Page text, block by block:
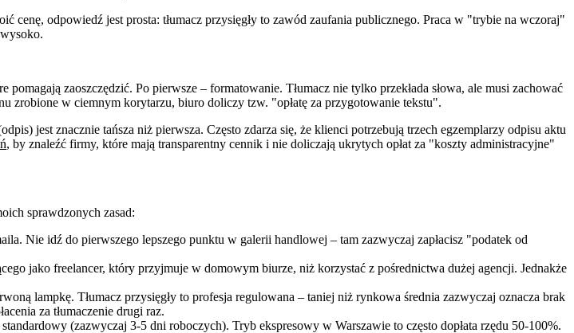
cenę, odpowiedź jest prosta: tłumacz przysięgły to zawód zaufania publicznego. Praca w "trybie na wczoraj"
zaoszczędzić. Po pierwsze – formatowanie. Tłumacz nie tylko przekłada słowa, ale musi zachować
zrobione w ciemnym korytarzu, biuro doliczy tzw. "opłatę za przygotowanie tekstu".
jest znacznie tańsza niż pierwsza. Często zdarza się, że klienci potrzebują trzech egzemplarzy odpisu aktu
, by znaleźć firmy, które mają transparentny cennik i nie doliczają ukrytych opłat za "koszty administracyjne"
sprawdzonych zasad:
Nie idź do pierwszego lepszego punktu w galerii handlowej – tam zazwyczaj zapłacisz "podatek od
jako freelancer, który przyjmuje w domowym biurze, niż korzystać z pośrednictwa dużej agencji. Jednakże
lampkę. Tłumacz przysięgły to profesja regulowana – taniej niż rynkowa średnia zazwyczaj oznacza brak
za tłumaczenie drugi raz.
(zazwyczaj 3-5 dni roboczych). Tryb ekspresowy w Warszawie to często dopłata rzędu 50-100%.